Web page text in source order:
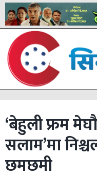
‘बेहुली फ्रम
सलाम’मा
छमछमी